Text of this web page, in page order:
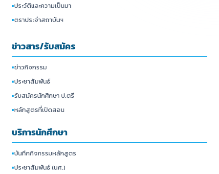
▪ประวัติและความเป็นมา
▪ตราประจำสถาบันฯ
ข่าวสาร/รับสมัคร
▪ข่าวกิจกรรม
▪ประชาสัมพันธ์
▪รับสมัครนักศึกษา ป.ตรี
▪หลักสูตรที่เปิดสอน
บริการนักศึกษา
▪บันทึกกิจกรรมหลักสูตร
▪ประชาสัมพันธ์ (นศ.)